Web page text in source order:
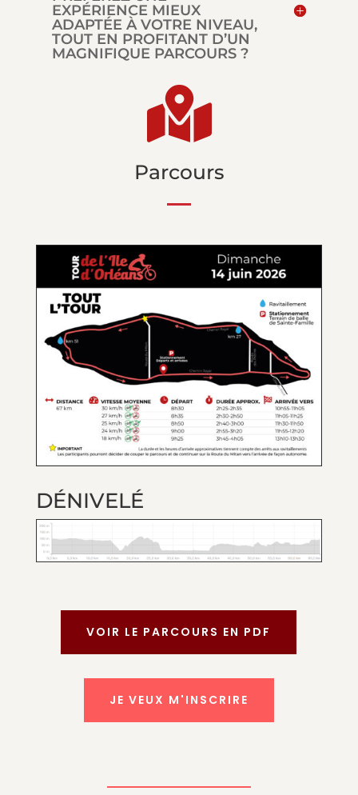
EXPÉRIENCE MIEUX
ADAPTÉE À VOTRE NIVEAU,
TOUT EN PROFITANT D’UN
MAGNIFIQUE PARCOURS ?

Parcours
DÉNIVELÉ
VOIR LE PARCOURS EN PDF
JE VEUX M'INSCRIRE